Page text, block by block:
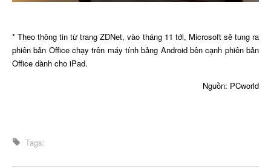
* Theo thông tin từ trang ZDNet, vào tháng 11 tới, Microsoft sẽ tung ra
phiên bản Office chạy trên máy tính bảng Android bên cạnh phiên bản
Office dành cho iPad.
Nguồn: PCworld
Tags: